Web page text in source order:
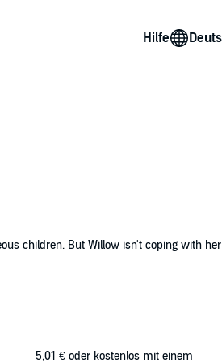
Hilfe
children. But Willow isn't coping with her
in real life. Work is hard to find until
5,01 € oder kostenlos mit einem